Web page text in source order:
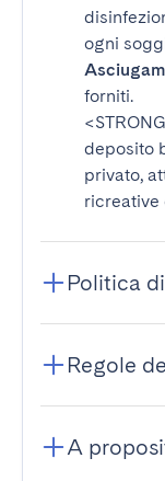
ogni
forniti.
deposito
privato,
ricreative
Politica
Regole
A